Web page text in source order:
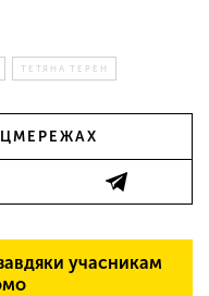
ТЕТЯНА ТЕРЕН
учасникам